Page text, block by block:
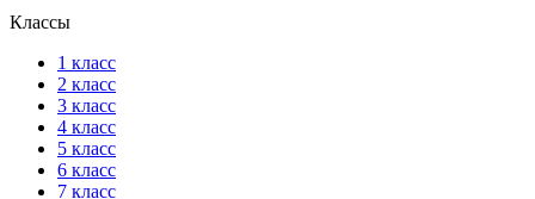
Классы
1 класс
2 класс
3 класс
4 класс
5 класс
6 класс
7 класс